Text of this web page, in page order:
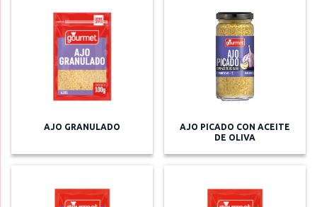
AJO GRANULADO
AJO PICADO CON ACEITE
DE OLIVA